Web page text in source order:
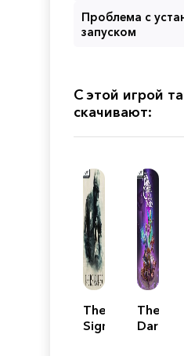
Проблема с
запуском
С этой игрой
скачивают:
The
Signifier
The
Dark